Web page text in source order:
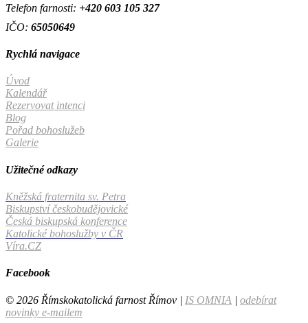
Telefon farnosti: +420 603 105 327
IČO: 65050649
Rychlá navigace
Úvod
Kalendář
Rezervovat intenci
Blog
Pořad bohoslužeb
Galerie
Užitečné odkazy
Kněžská fraternita sv. Petra
Biskupství českobudějovické
Česká biskupská konference
Katolické bohoslužby v ČR
Víra.CZ
Facebook
© 2026 Římskokatolická farnost Římov | IS OMNIA | odebírat
novinky e-mailem